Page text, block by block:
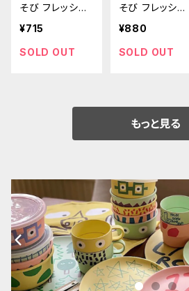
そび フレッシュ
サンドイッチ
¥715
SOLD OUT
そび フレッシュ
バーガー
¥880
SOLD OUT
もっと見る